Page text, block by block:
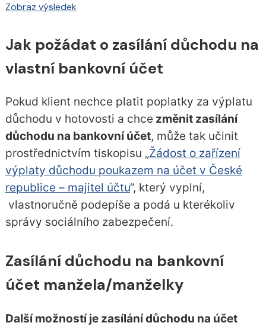
Zobraz výsledek
Jak požádat o zasílání důchodu na
vlastní bankovní účet
Pokud klient nechce platit poplatky za výplatu
důchodu v hotovosti a chce změnit zasílání
důchodu na bankovní účet, může tak učinit
prostřednictvím tiskopisu „Žádost o zařízení
výplaty důchodu poukazem na účet v České
republice – majitel účtu“, který vyplní,
vlastnoručně podepíše a podá u kterékoliv
správy sociálního zabezpečení.
Zasílání důchodu na bankovní
účet manžela/manželky
Další možností je zasílání důchodu na účet